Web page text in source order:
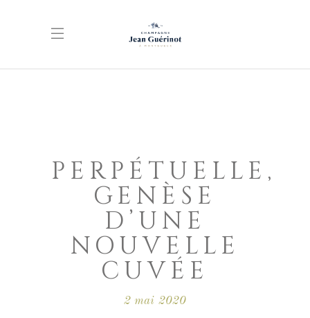
PERPÉTUELLE,
GENÈSE
D’UNE
NOUVELLE
CUVÉE
2 mai 2020